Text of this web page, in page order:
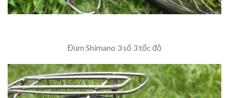
Đùm Shimano 3 số 3 tốc độ